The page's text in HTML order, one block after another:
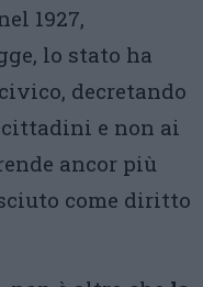
1927,
lo stato ha
decretando
e non ai
ancor più
come diritto